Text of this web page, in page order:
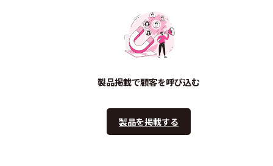
製品掲載で顧客を呼び込む
製品を掲載する